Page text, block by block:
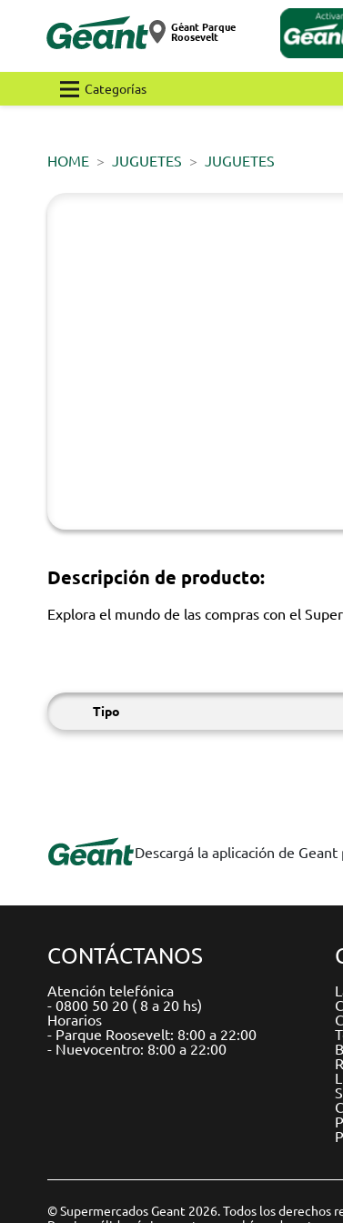
Géant Parque
Roosevelt
Categorías
HOME JUGUETES JUGUETES
Descripción de producto:
Explora el mundo de las compras con el
Tipo
Descargá la aplicación de
CONTÁCTANOS
Atención telefónica
- 0800 50 20 ( 8 a 20 hs)
Horarios
- Parque Roosevelt: 8:00 a 22:00
- Nuevocentro: 8:00 a 22:00
© Supermercados Geant 2026. Todos los derechos